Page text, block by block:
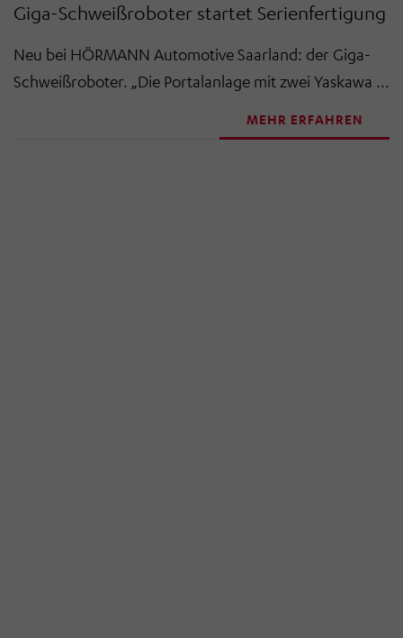
Giga-Schweißroboter startet Serienfertigung
Neu bei HÖRMANN Automotive Saarland: der Giga-
Schweißroboter. „Die Portalanlage mit zwei Yaskawa ...
MEHR ERFAHREN